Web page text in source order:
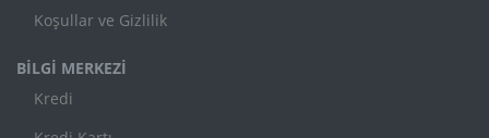
Koşullar ve Gizlilik
BİLGİ MERKEZİ
Kredi